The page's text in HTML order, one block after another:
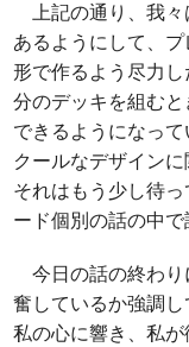
上記の通り、我々
あるようにして、
形で作るよう尽力
分のデッキを組む
できるようになっ
クールなデザイン
それはもう少し待
ード個別の話の中で
今日の話の終わり
奮しているか強調し
私の心に響き、私